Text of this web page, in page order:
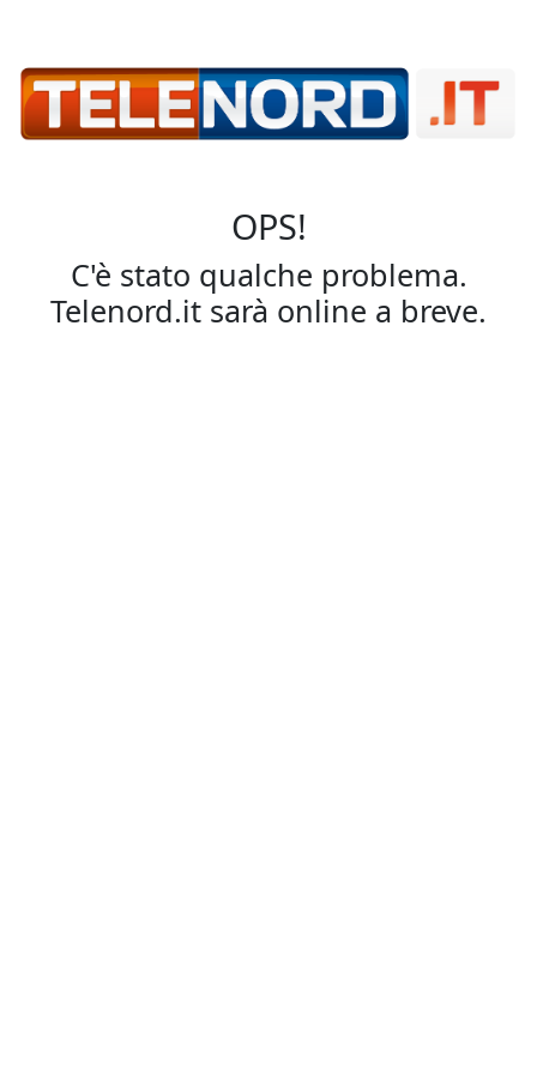
OPS!
C'è stato qualche problema.
Telenord.it sarà online a breve.